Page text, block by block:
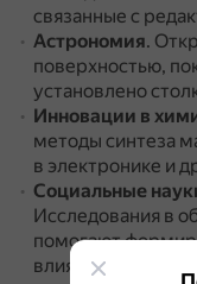
связанные с
Астрономия.
поверхностью,
установлено
Инновации в
методы синтеза
в электронике и
Социальные
Исследования в
помогают
влиять на